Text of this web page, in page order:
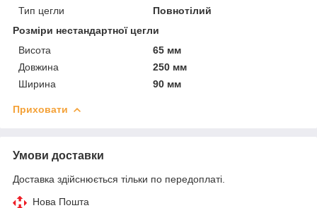
Тип цегли
Повнотілий
Розміри нестандартної цегли
Висота
65 мм
Довжина
250 мм
Ширина
90 мм
Приховати
Умови доставки
Доставка здійснюється тільки по передоплаті.
Нова Пошта